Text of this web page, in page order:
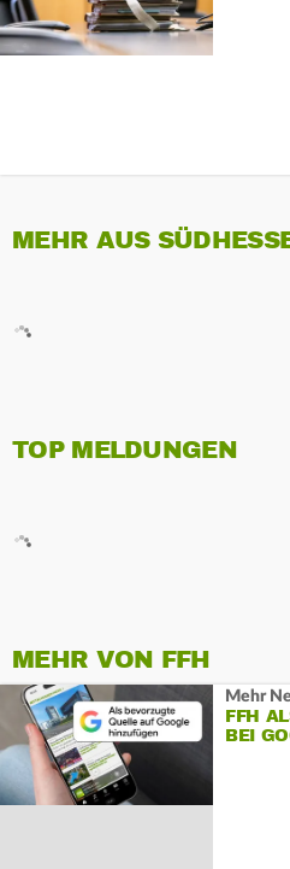
MEHR AUS
TOP MELDUNGEN
MEHR VON FFH
Mehr
FFH
BEI